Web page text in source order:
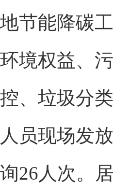
节能降碳
境权益、
、垃圾分
员现场发
26人次。